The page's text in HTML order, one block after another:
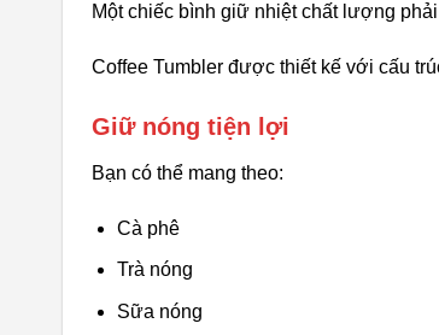
Một chiếc bình giữ nhiệt chất lượng
Coffee Tumbler được thiết kế với cấu
Giữ nóng tiện lợi
Bạn có thể mang theo:
Cà phê
Trà nóng
Sữa nóng